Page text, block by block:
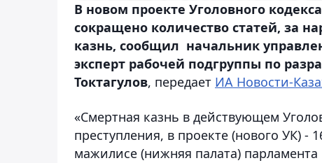
В новом проекте Уголовного
сокращено количество статей, за
казнь, сообщил начальник
эксперт рабочей подгруппы по
Токтагулов, передает ИА Новости-
«Смертная казнь в действующем
преступления, в проекте (нового УК) -
мажилисе (нижняя палата) парламента